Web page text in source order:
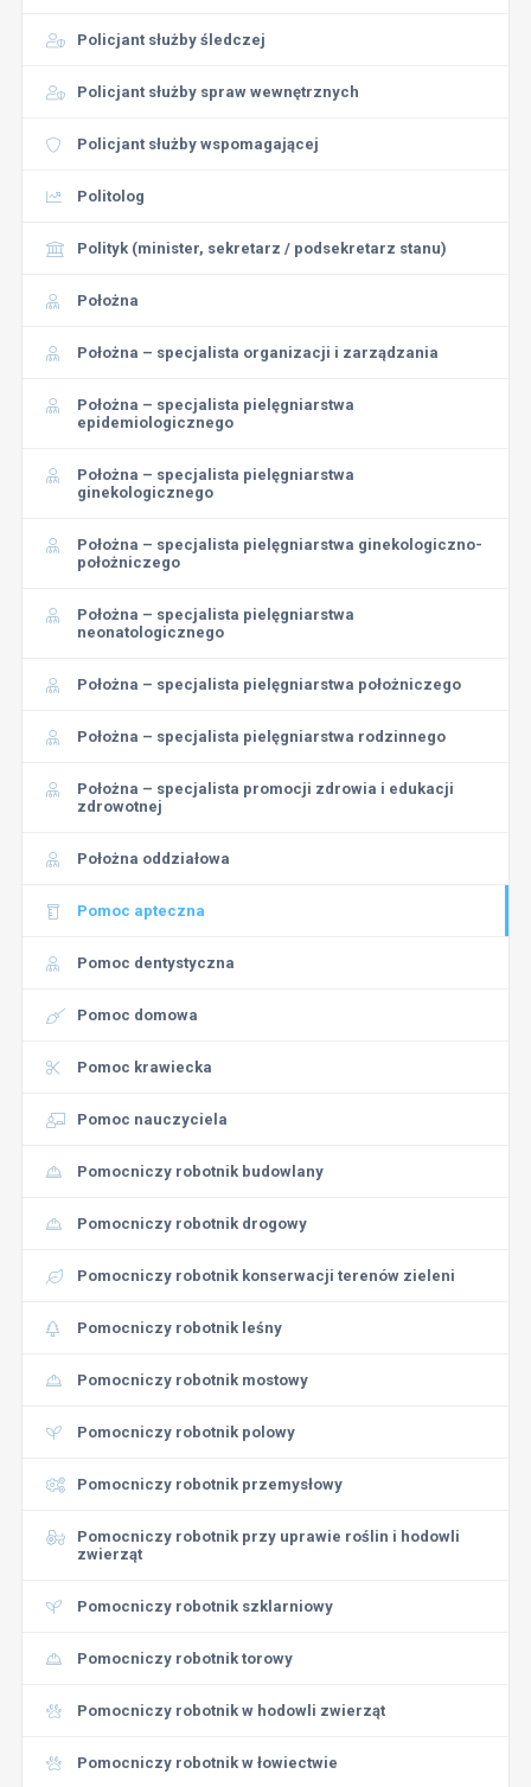
Policjant służby śledczej
Policjant służby spraw wewnętrznych
Policjant służby wspomagającej
Politolog
Polityk (minister, sekretarz / podsekretarz stanu)
Położna
Położna – specjalista organizacji i zarządzania
Położna – specjalista pielęgniarstwa
epidemiologicznego
Położna – specjalista pielęgniarstwa
ginekologicznego
Położna – specjalista pielęgniarstwa ginekologiczno-
położniczego
Położna – specjalista pielęgniarstwa
neonatologicznego
Położna – specjalista pielęgniarstwa położniczego
Położna – specjalista pielęgniarstwa rodzinnego
Położna – specjalista promocji zdrowia i edukacji
zdrowotnej
Położna oddziałowa
Pomoc apteczna
Pomoc dentystyczna
Pomoc domowa
Pomoc krawiecka
Pomoc nauczyciela
Pomocniczy robotnik budowlany
Pomocniczy robotnik drogowy
Pomocniczy robotnik konserwacji terenów zieleni
Pomocniczy robotnik leśny
Pomocniczy robotnik mostowy
Pomocniczy robotnik polowy
Pomocniczy robotnik przemysłowy
Pomocniczy robotnik przy uprawie roślin i hodowli
zwierząt
Pomocniczy robotnik szklarniowy
Pomocniczy robotnik torowy
Pomocniczy robotnik w hodowli zwierząt
Pomocniczy robotnik w łowiectwie